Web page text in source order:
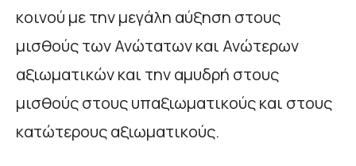
κοινού με την μεγάλη αύξηση στους
μισθούς των Ανώτατων και Ανώτερων
αξιωματικών και την αμυδρή στους
μισθούς στους υπαξιωματικούς και στους
κατώτερους αξιωματικούς.